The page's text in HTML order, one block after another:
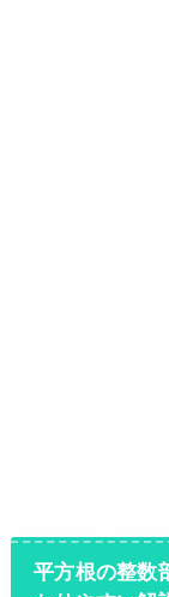
平方根の整数